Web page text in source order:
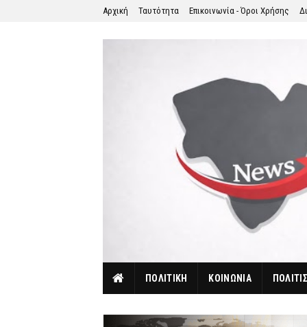
Αρχική Ταυτότητα Επικοινωνία - Όροι Χρήσης
ΠΟΛΙΤΙΚΗ ΚΟΙΝΩΝΙΑ